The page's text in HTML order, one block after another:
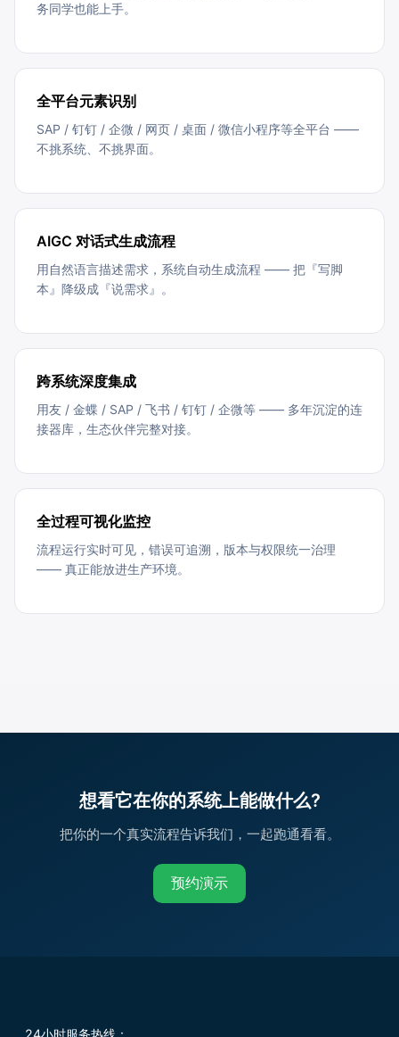
务同学也能上手。
全平台元素识别
SAP / 钉钉 / 企微 / 网页 / 桌面 / 微信小程序等全平台 ——
不挑系统、不挑界面。
AIGC 对话式生成流程
用自然语言描述需求，系统自动生成流程 —— 把『写脚
本』降级成『说需求』。
跨系统深度集成
用友 / 金蝶 / SAP / 飞书 / 钉钉 / 企微等 —— 多年沉淀的连
接器库，生态伙伴完整对接。
全过程可视化监控
流程运行实时可见，错误可追溯，版本与权限统一治理
—— 真正能放进生产环境。
想看它在你的系统上能做什么?
把你的一个真实流程告诉我们，一起跑通看看。
预约演示
24小时服务热线：